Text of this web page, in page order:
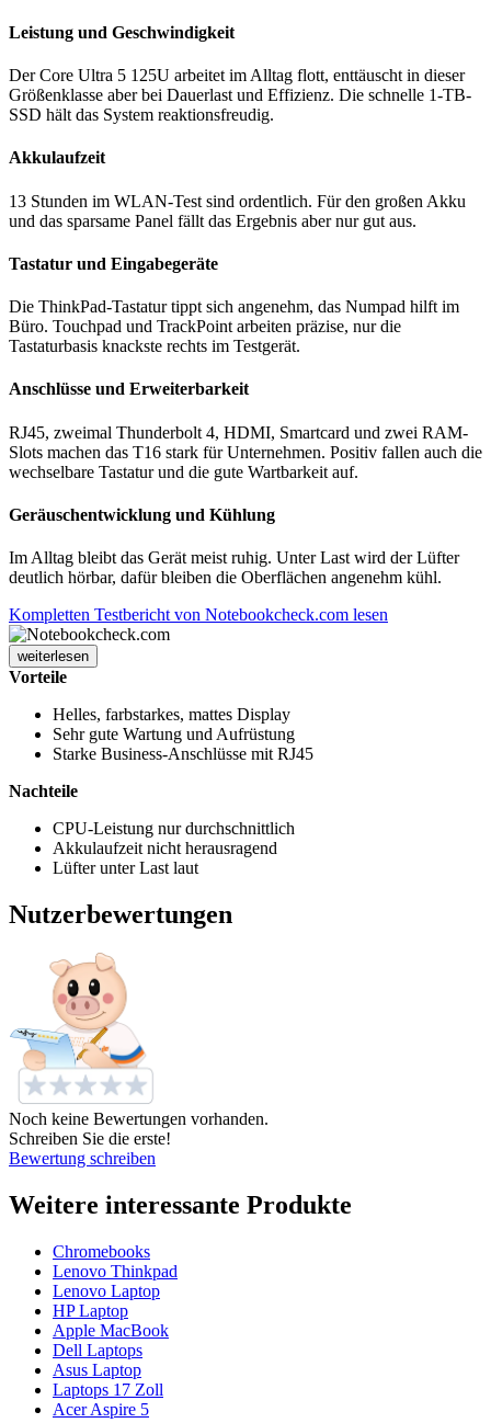
Leistung und Geschwindigkeit
Der Core Ultra 5 125U arbeitet im Alltag flott, enttäuscht in dieser
Größenklasse aber bei Dauerlast und Effizienz. Die schnelle 1-TB-
SSD hält das System reaktionsfreudig.
Akkulaufzeit
13 Stunden im WLAN-Test sind ordentlich. Für den großen Akku
und das sparsame Panel fällt das Ergebnis aber nur gut aus.
Tastatur und Eingabegeräte
Die ThinkPad-Tastatur tippt sich angenehm, das Numpad hilft im
Büro. Touchpad und TrackPoint arbeiten präzise, nur die
Tastaturbasis knackste rechts im Testgerät.
Anschlüsse und Erweiterbarkeit
RJ45, zweimal Thunderbolt 4, HDMI, Smartcard und zwei RAM-
Slots machen das T16 stark für Unternehmen. Positiv fallen auch die
wechselbare Tastatur und die gute Wartbarkeit auf.
Geräuschentwicklung und Kühlung
Im Alltag bleibt das Gerät meist ruhig. Unter Last wird der Lüfter
deutlich hörbar, dafür bleiben die Oberflächen angenehm kühl.
Kompletten Testbericht von Notebookcheck.com lesen
weiterlesen
Vorteile
Helles, farbstarkes, mattes Display
Sehr gute Wartung und Aufrüstung
Starke Business-Anschlüsse mit RJ45
Nachteile
CPU-Leistung nur durchschnittlich
Akkulaufzeit nicht herausragend
Lüfter unter Last laut
Nutzerbewertungen
Noch keine Bewertungen vorhanden.
Schreiben Sie die erste!
Bewertung schreiben
Weitere interessante Produkte
Chromebooks
Lenovo Thinkpad
Lenovo Laptop
HP Laptop
Apple MacBook
Dell Laptops
Asus Laptop
Laptops 17 Zoll
Acer Aspire 5